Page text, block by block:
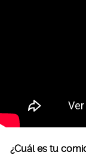
¿Cuál es tu